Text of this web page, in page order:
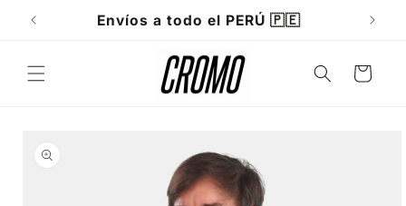
directamenteEnvíos a todo el PERÚ 🇵🇪
Carrito
información